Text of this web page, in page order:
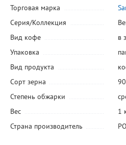
Торговая марка
Серия/Коллекция
Вид кофе
в
Упаковка
Вид продукта
Сорт зерна
Степень обжарки
Вес
1
Страна производитель